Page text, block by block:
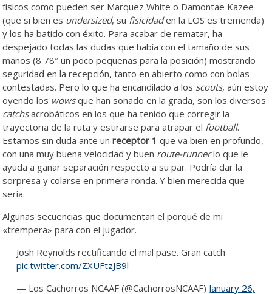
físicos como pueden ser Marquez White o Damontae Kazee
(que si bien es undersized, su fisicidaden la LOS es tremenda)
y los ha batido con éxito. Para acabar de rematar, ha
despejado todas las dudas que había con el tamaño de sus
manos (8 78″ un poco pequeñas para la posición) mostrando
seguridad en la recepción, tanto en abierto como con bolas
contestadas. Pero lo que ha encandilado a los scouts, aún estoy
oyendo los wowsque han sonado en la grada, son los diversos
catchsacrobáticos en los que ha tenido que corregir la
trayectoria de la ruta y estirarse para atrapar el football.
Estamos sin duda ante unreceptor 1 que va bien en profundo,
con una muy buena velocidad y buen route-runnerlo que le
ayuda a ganar separación respecto a su par. Podría dar la
sorpresa y colarse en primera ronda. Y bien merecida que
sería.
Algunas secuencias que documentan el porqué de mi
«trempera» para con el jugador.
Josh Reynolds rectificando el mal pase. Gran catch
pic.twitter.com/ZXUFtzJB9l
— Los Cachorros NCAAF (@CachorrosNCAAF) January 26,